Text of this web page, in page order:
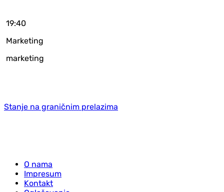
19:40
Marketing
marketing
Stanje na graničnim prelazima
O nama
Impresum
Kontakt